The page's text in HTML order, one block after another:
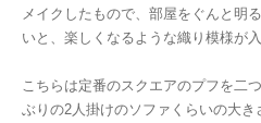
メイクしたもので、部屋をぐんと明
いと、楽しくなるような織り模様が入
こちらは定番のスクエアのプフを二
ぶりの2人掛けのソファくらいの大